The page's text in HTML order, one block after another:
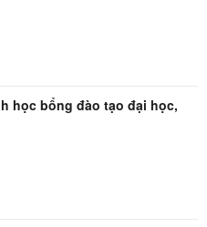
học bổng đào tạo đại học,